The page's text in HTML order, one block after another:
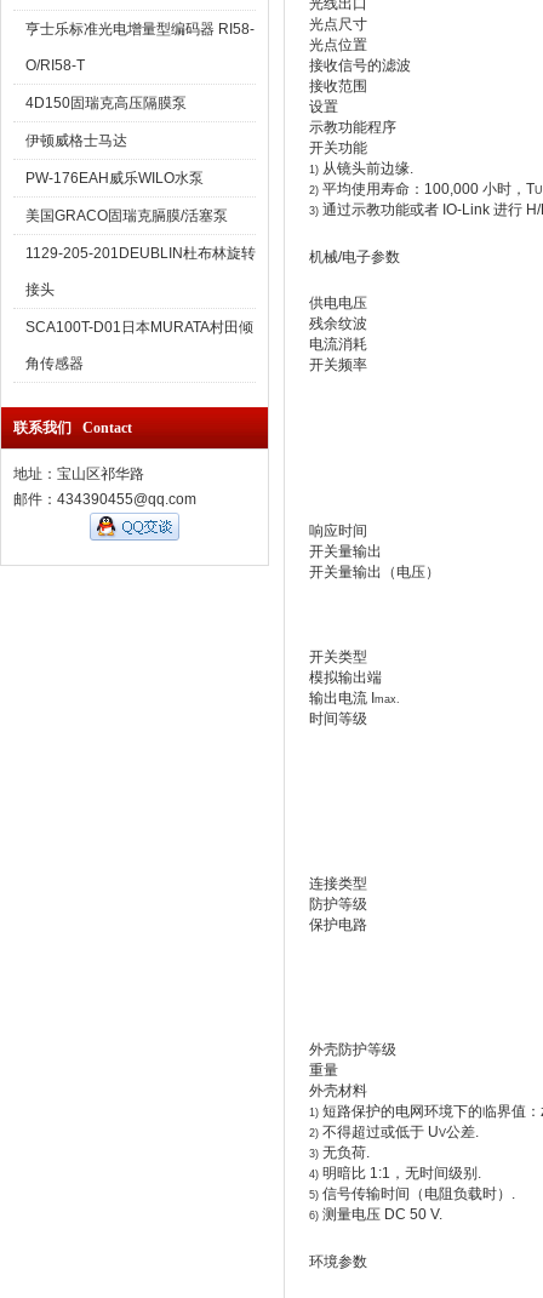
亨士乐标准光电增量型编码器 RI58-
O/RI58-T
4D150固瑞克高压隔膜泵
伊顿威格士马达
PW-176EAH威乐WILO水泵
美国GRACO固瑞克膈膜/活塞泵
1129-205-201DEUBLIN杜布林旋转
接头
SCA100T-D01日本MURATA村田倾
角传感器
联系我们 Contact
地址：宝山区祁华路
邮件：434390455@qq.com
光线出口
光点尺寸
光点位置
接收信号的滤波
接收范围
设置
示教功能程序
开关功能
1) 从镜头前边缘.
2) 平均使用寿命：100,000 小时，TU
3) 通过示教功能或者 IO-Link 进行
机械/电子参数
供电电压
残余纹波
电流消耗
开关频率
响应时间
开关量输出
开关量输出（电压）
开关类型
模拟输出端
输出电流 I max.
时间等级
连接类型
防护等级
保护电路
外壳防护等级
重量
外壳材料
1) 短路保护的电网环境下的临界值
2) 不得超过或低于 UV公差.
3) 无负荷.
4) 明暗比 1:1，无时间级别.
5) 信号传输时间（电阻负载时）.
6) 测量电压 DC 50 V.
环境参数